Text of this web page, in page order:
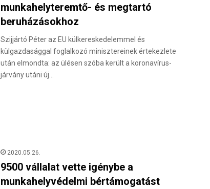
munkahelyteremtő- és megtartó
beruházásokhoz
Szijjártó Péter az EU külkereskedelemmel és
külgazdasággal foglalkozó minisztereinek értekezlete
után elmondta: az ülésen szóba került a koronavírus-
járvány utáni új…
2020.05.26.
9500 vállalat vette igénybe a
munkahelyvédelmi bértámogatást